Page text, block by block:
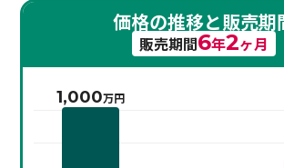
価格の推移と販売期
販売期間6年2ヶ月
1,000万円